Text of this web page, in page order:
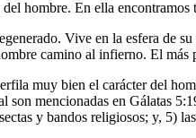
hombre. En ella
Vive en la esfera de
camino al infierno. El
muy bien el carácter del
son mencionadas en Gálatas
y bandos religiosos; y, 5)